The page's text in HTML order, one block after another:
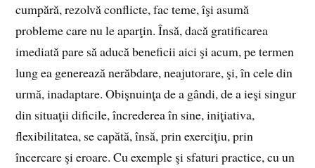
cumpără, rezolvă conflicte, fac teme, îşi asumă
probleme care nu le aparţin. Însă, dacă gratificarea
imediată pare să aducă beneficii aici şi acum, pe termen
lung ea generează nerăbdare, neajutorare, şi, în cele din
urmă, inadaptare. Obişnuinţa de a gândi, de a ieşi singur
din situaţii dificile, încrederea în sine, iniţiativa,
flexibilitatea, se capătă, însă, prin exerciţiu, prin
încercare şi eroare. Cu exemple şi sfaturi practice, cu un